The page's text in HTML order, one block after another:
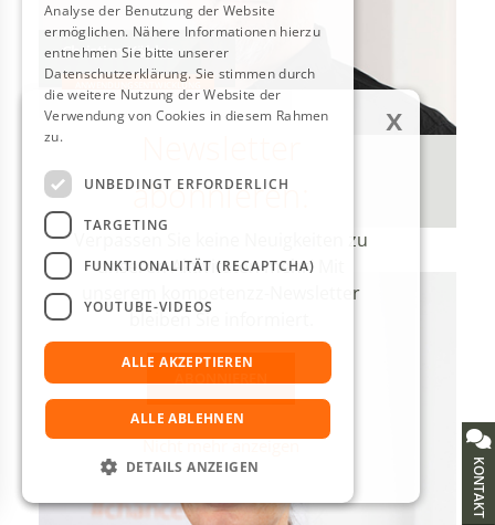
Christian Köhler
ANWENDUNGSENTWICKLUNG
abonnieren:
Verpassen Sie keine Neuigkeiten zu
unseren Aktivitäten mehr! Mit
unserem kompetenzz-Newsletter
bleiben Sie informiert.
Nicht mehr anzeigen
x
KONTAKT
Analyse der Benutzung der Website
ermöglichen. Nähere Informationen hierzu
entnehmen Sie bitte unserer
Datenschutzerklärung. Sie stimmen durch
die weitere Nutzung der Website der
Verwendung von Cookies in diesem Rahmen
zu.
UNBEDINGT ERFORDERLICH
TARGETING
FUNKTIONALITÄT (RECAPTCHA)
YOUTUBE-VIDEOS
ALLE AKZEPTIEREN
ALLE ABLEHNEN
DETAILS ANZEIGEN